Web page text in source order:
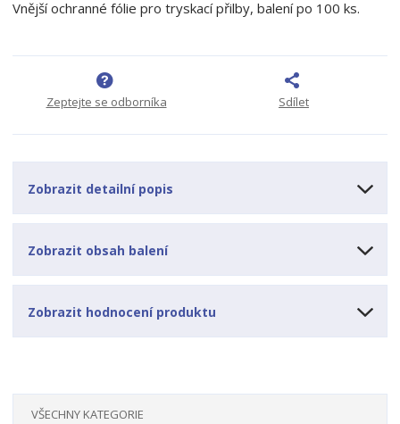
p
č
t
o
v
m
ž
í
Vnější ochranné fólie pro tryskací přilby, balení po 100 ks.
Zeptejte se odborníka Sdílet
Zobrazit detailní popis
Zobrazit obsah balení
Zobrazit hodnocení produktu
VŠECHNY KATEGORIE